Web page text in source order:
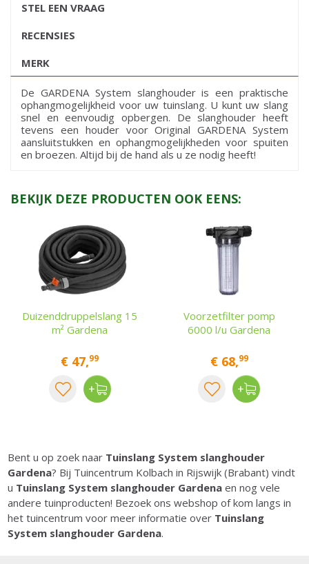
STEL EEN VRAAG
RECENSIES
MERK
De GARDENA System slanghouder is een praktische
ophangmogelijkheid voor uw tuinslang. U kunt uw slang
snel en eenvoudig opbergen. De slanghouder heeft
tevens een houder voor Original GARDENA System
aansluitstukken en ophangmogelijkheden voor spuiten
en broezen. Altijd bij de hand als u ze nodig heeft!
BEKIJK DEZE PRODUCTEN OOK EENS:
Duizenddruppelslang 15
m² Gardena
€ 47,99
Voorzetfilter pomp
6000 l/u Gardena
€ 68,99
Bent u op zoek naar Tuinslang System slanghouder
Gardena? Bij Tuincentrum Kolbach in Rijswijk (Brabant) vindt
u Tuinslang System slanghouder Gardena en nog vele
andere tuinproducten! Bezoek ons webshop of kom langs in
het tuincentrum voor meer informatie over Tuinslang
System slanghouder Gardena.